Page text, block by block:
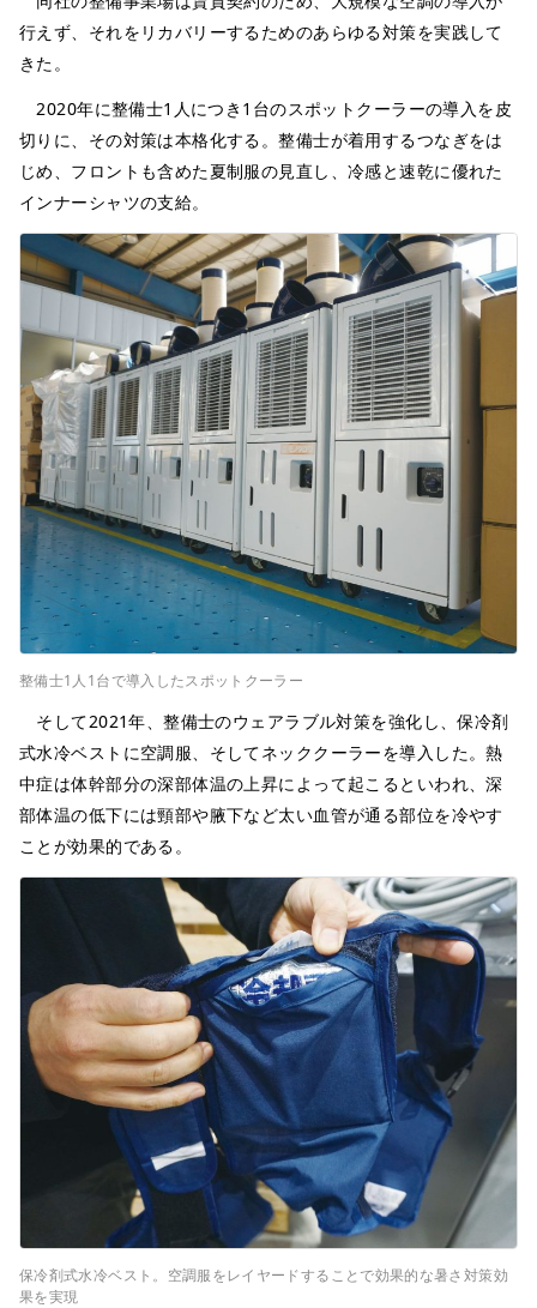
行えず、それをリカバリーするためのあらゆる対策を実践して
きた。
2020年に整備士1人につき1台のスポットクーラーの導入を皮
切りに、その対策は本格化する。整備士が着用するつなぎをは
じめ、フロントも含めた夏制服の見直し、冷感と速乾に優れた
インナーシャツの支給。
整備士1人1台で導入したスポットクーラー
そして2021年、整備士のウェアラブル対策を強化し、保冷剤
式水冷ベストに空調服、そしてネッククーラーを導入した。熱
中症は体幹部分の深部体温の上昇によって起こるといわれ、深
部体温の低下には頸部や腋下など太い血管が通る部位を冷やす
ことが効果的である。
保冷剤式水冷ベスト。空調服をレイヤードすることで効果的な暑さ対策効
果を実現